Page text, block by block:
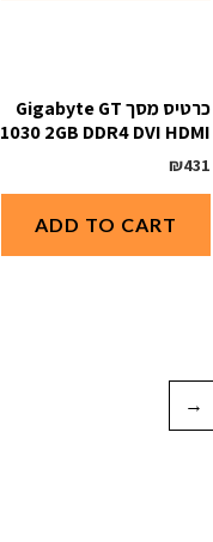
כרטיס מסך Gigabyte GT
1030 2GB DDR4 DVI HDMI
₪431
ADD TO CART
←